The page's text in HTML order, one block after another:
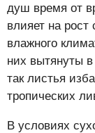
душ время от
влияет на
влажного
них вытянуты
так листья
тропических
В условиях